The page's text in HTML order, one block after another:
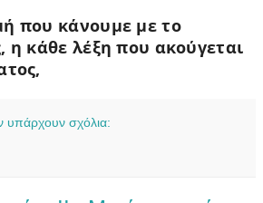
που κάνουμε με το
η κάθε λέξη που ακούγεται
υπάρχουν σχόλια: